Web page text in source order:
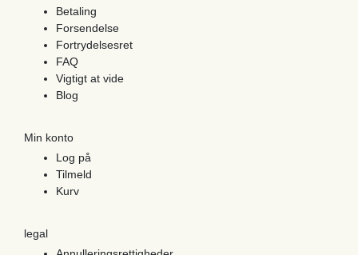
Betaling
Forsendelse
Fortrydelsesret
FAQ
Vigtigt at vide
Blog
Min konto
Log på
Tilmeld
Kurv
legal